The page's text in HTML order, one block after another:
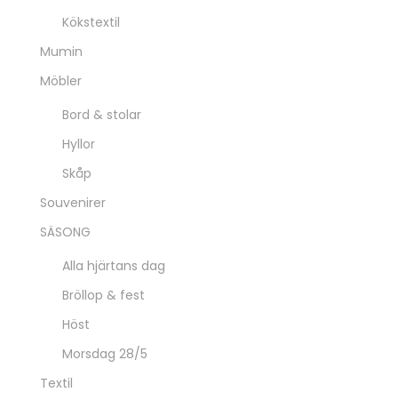
Kökstextil
Mumin
Möbler
Bord & stolar
Hyllor
Skåp
Souvenirer
SÄSONG
Alla hjärtans dag
Bröllop & fest
Höst
Morsdag 28/5
Textil